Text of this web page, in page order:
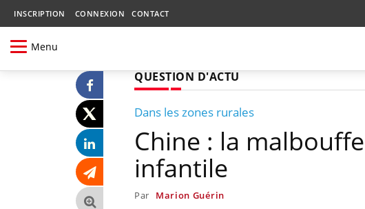
INSCRIPTION CONNEXION CONTACT
Menu
QUESTION D'ACTU
Dans les zones rurales
Chine : la
infantile
Par Marion Guérin